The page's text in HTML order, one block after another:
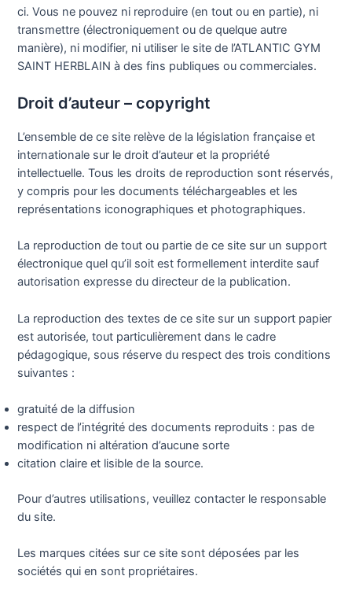
ci. Vous ne pouvez ni reproduire (en tout ou en partie), ni
transmettre (électroniquement ou de quelque autre
manière), ni modifier, ni utiliser le site de l’ATLANTIC GYM
SAINT HERBLAIN à des fins publiques ou commerciales.
Droit d’auteur – copyright
L’ensemble de ce site relève de la législation française et
internationale sur le droit d’auteur et la propriété
intellectuelle. Tous les droits de reproduction sont réservés,
y compris pour les documents téléchargeables et les
représentations iconographiques et photographiques.
La reproduction de tout ou partie de ce site sur un support
électronique quel qu’il soit est formellement interdite sauf
autorisation expresse du directeur de la publication.
La reproduction des textes de ce site sur un support papier
est autorisée, tout particulièrement dans le cadre
pédagogique, sous réserve du respect des trois conditions
suivantes :
gratuité de la diffusion
respect de l’intégrité des documents reproduits : pas de
modification ni altération d’aucune sorte
citation claire et lisible de la source.
Pour d’autres utilisations, veuillez contacter le responsable
du site.
Les marques citées sur ce site sont déposées par les
sociétés qui en sont propriétaires.